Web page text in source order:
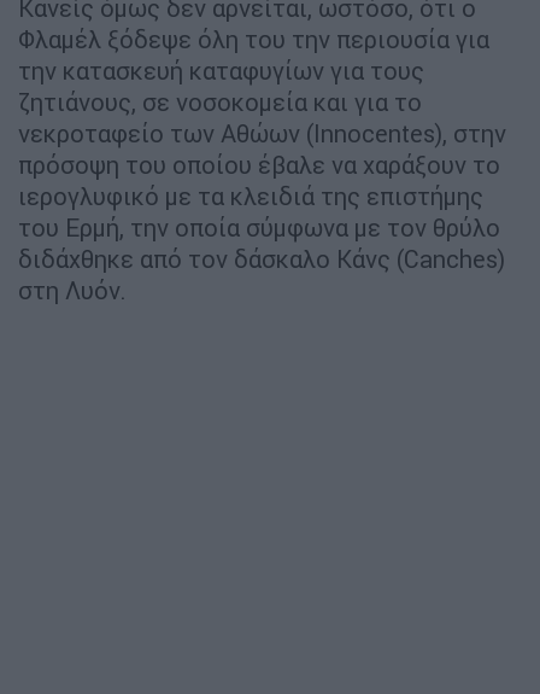
Κανείς όμως δεν αρνείται, ωστόσο, ότι ο
Φλαμέλ ξόδεψε όλη του την περιουσία για
την κατασκευή καταφυγίων για τους
ζητιάνους, σε νοσοκομεία και για το
νεκροταφείο των Αθώων (Innocentes), στην
πρόσοψη του οποίου έβαλε να χαράξουν το
ιερογλυφικό με τα κλειδιά της επιστήμης
του Ερμή, την οποία σύμφωνα με τον θρύλο
διδάχθηκε από τον δάσκαλο Κάνς (Canches)
στη Λυόν.